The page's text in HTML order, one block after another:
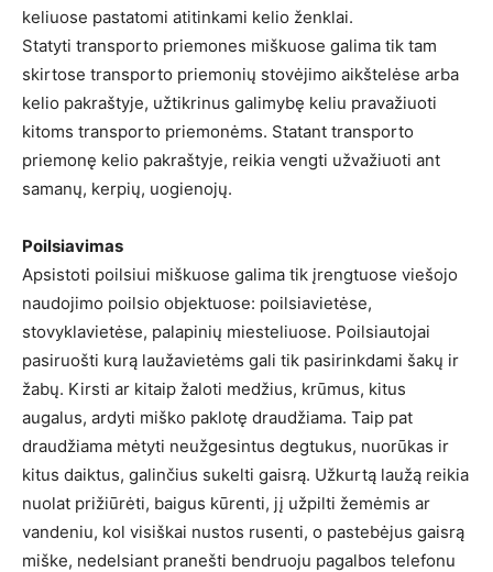
keliuose pastatomi atitinkami kelio ženklai.
Statyti transporto priemones miškuose galima tik tam
skirtose transporto priemonių stovėjimo aikštelėse arba
kelio pakraštyje, užtikrinus galimybę keliu pravažiuoti
kitoms transporto priemonėms. Statant transporto
priemonę kelio pakraštyje, reikia vengti užvažiuoti ant
samanų, kerpių, uogienojų.
Poilsiavimas
Apsistoti poilsiui miškuose galima tik įrengtuose viešojo
naudojimo poilsio objektuose: poilsiavietėse,
stovyklavietėse, palapinių miesteliuose. Poilsiautojai
pasiruošti kurą laužavietėms gali tik pasirinkdami šakų ir
žabų. Kirsti ar kitaip žaloti medžius, krūmus, kitus
augalus, ardyti miško paklotę draudžiama. Taip pat
draudžiama mėtyti neužgesintus degtukus, nuorūkas ir
kitus daiktus, galinčius sukelti gaisrą. Užkurtą laužą reikia
nuolat prižiūrėti, baigus kūrenti, jį užpilti žemėmis ar
vandeniu, kol visiškai nustos rusenti, o pastebėjus gaisrą
miške, nedelsiant pranešti bendruoju pagalbos telefonu